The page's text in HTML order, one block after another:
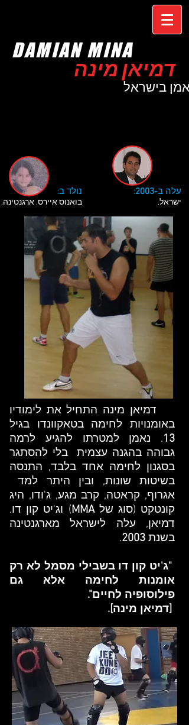
DAMIAN MINA
דמיאן מינה
בישראל
נולד ב:
בואנוס איירס, ארגנטינה.
עלה ב-2003
:
ישראל.
דמיאן מינה התחיל את לימודיו
באומנויות לחימה בטאקוונדו בגיל
13. ​נאמן למטרתו להגיע לרמה
גבוהה בהגנה עצמית ​ בלי להסתגר
בסגנון לחימה אחד בלבד, התנסה
בשיטות שונות, ובין היתר למד ​
אגרוף, קראטה, קרב מגע, ג'ודו, היג
קונטקט (סוג שלMMA) וג'יט קון דו.
דמיאן, עלה לישראל מארגנטינה
בשנת 2003
.​
"ג'יט קון דו בשבילי מסמל לא רק
אומנות לחימה אלא גם
פילוסופיה לחיים".
​ [דמיאן מינה].​